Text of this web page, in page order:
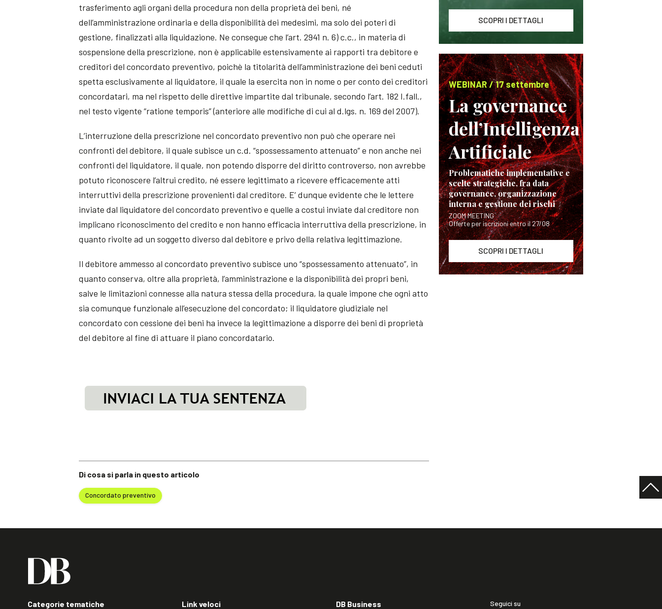
Di cosa si parla in questo articolo
Concordato preventivo
trasferimento agli organi della procedura non della proprietà dei beni, né
dell’amministrazione ordinaria e della disponibilità dei medesimi, ma solo dei poteri di
gestione, finalizzati alla liquidazione. Ne consegue che l’art. 2941 n. 6) c.c., in materia di
sospensione della prescrizione, non è applicabile estensivamente ai rapporti tra debitore e
creditori del concordato preventivo, poichè la titolarità dell’amministrazione dei beni ceduti
spetta esclusivamente al liquidatore, il quale la esercita non in nome o per conto dei creditori
concordatari, ma nel rispetto delle direttive impartite dal tribunale, secondo l’art. 182 I.fall.,
nel testo vigente “ratione temporis” (anteriore alle modifiche di cui al d.lgs. n. 169 del 2007).
L’interruzione della prescrizione nel concordato preventivo non può che operare nei
confronti del debitore, il quale subisce un c.d. “spossessamento attenuato” e non anche nei
confronti del liquidatore, il quale, non potendo disporre del diritto controverso, non avrebbe
potuto riconoscere l’altrui credito, né essere legittimato a ricevere efficacemente atti
interruttivi della prescrizione provenienti dal creditore. E’ dunque evidente che le lettere
inviate dal liquidatore del concordato preventivo e quelle a costui inviate dal creditore non
implicano riconoscimento del credito e non hanno efficacia interruttiva della prescrizione, in
quanto rivolte ad un soggetto diverso dal debitore e privo della relativa legittimazione.
Il debitore ammesso al concordato preventivo subisce uno “spossessamento attenuato”, in
quanto conserva, oltre alla proprietà, l’amministrazione e la disponibilità dei propri beni,
salve le limitazioni connesse alla natura stessa della procedura, la quale impone che ogni atto
sia comunque funzionale all’esecuzione del concordato; il liquidatore giudiziale nel
concordato con cessione dei beni ha invece la legittimazione a disporre dei beni di proprietà
del debitore al fine di attuare il piano concordatario.
SCOPRI I DETTAGLI
WEBINAR / 17 settembre
La governance
dell’Intelligenza
Artificiale
Problematiche implementative e
scelte strategiche, fra data
governance, organizzazione
interna e gestione dei rischi
ZOOM MEETING
Offerte per iscrizioni entro il 27/08
SCOPRI I DETTAGLI
Categorie tematiche Link veloci DB Business Seguici su